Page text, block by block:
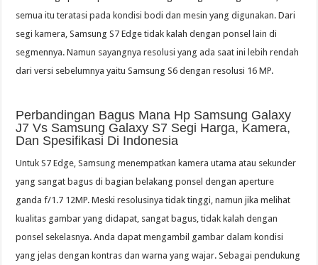
semua itu teratasi pada kondisi bodi dan mesin yang digunakan. Dari
segi kamera, Samsung S7 Edge tidak kalah dengan ponsel lain di
segmennya. Namun sayangnya resolusi yang ada saat ini lebih rendah
dari versi sebelumnya yaitu Samsung S6 dengan resolusi 16 MP.
Perbandingan Bagus Mana Hp Samsung Galaxy
J7 Vs Samsung Galaxy S7 Segi Harga, Kamera,
Dan Spesifikasi Di Indonesia
Untuk S7 Edge, Samsung menempatkan kamera utama atau sekunder
yang sangat bagus di bagian belakang ponsel dengan aperture
ganda f/1.7 12MP. Meski resolusinya tidak tinggi, namun jika melihat
kualitas gambar yang didapat, sangat bagus, tidak kalah dengan
ponsel sekelasnya. Anda dapat mengambil gambar dalam kondisi
yang jelas dengan kontras dan warna yang wajar. Sebagai pendukung